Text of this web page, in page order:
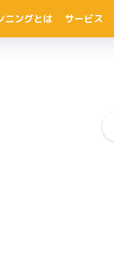
ニングとは サービス